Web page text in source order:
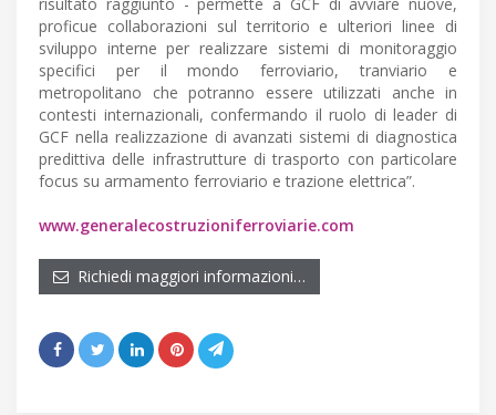
proficue collaborazioni sul territorio e ulteriori linee di
sviluppo interne per realizzare sistemi di monitoraggio
specifici per il mondo ferroviario, tranviario e
metropolitano che potranno essere utilizzati anche in
contesti internazionali, confermando il ruolo di leader di
GCF nella realizzazione di avanzati sistemi di diagnostica
predittiva delle infrastrutture di trasporto con particolare
focus su armamento ferroviario e trazione elettrica”.
www.generalecostruzioniferroviarie.com
Richiedi maggiori informazioni…